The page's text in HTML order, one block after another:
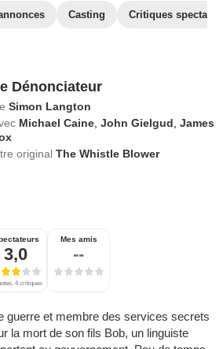
Casting Critiques
Dénonciateur
Simon Langton
Michael Caine ,John Gielgud ,James
originalThe Whistle Blower
3,0
4 critiques
Mes amis
--
guerre et membre des services secrets
la mort de son fils Bob, un linguiste